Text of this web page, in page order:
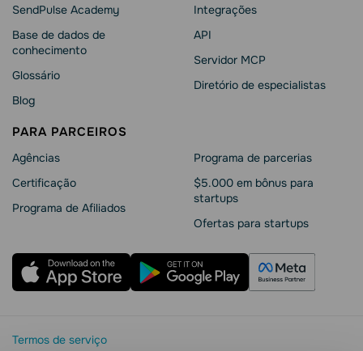
SendPulse Academy
Base de dados de
conhecimento
Glossário
Blog
Integrações
API
Servidor MCP
Diretório de especialistas
PARA PARCEIROS
Agências
Сertificação
Programa de Afiliados
Programa de parcerias
$5.000 em bônus para
startups
Ofertas para startups
Termos de serviço